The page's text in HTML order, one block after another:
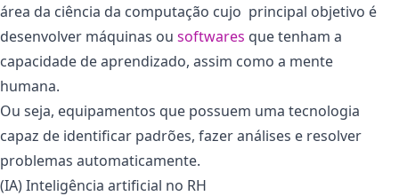
área da ciência da computação cujo principal objetivo é
desenvolver máquinas ou softwares que tenham a
capacidade de aprendizado, assim como a mente
humana.
Ou seja, equipamentos que possuem uma tecnologia
capaz de identificar padrões, fazer análises e resolver
problemas automaticamente.
(IA) Inteligência artificial no RH